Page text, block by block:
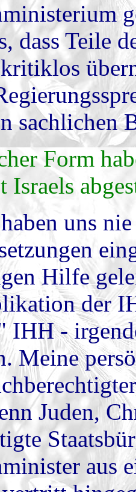
dass Teile
sachlichen
Form
Israels
uns
Hilfe
der
IHH -
Meine
Juden,
aus